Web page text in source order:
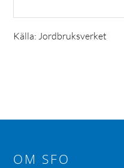
Källa: Jordbruksverket
OM SFO